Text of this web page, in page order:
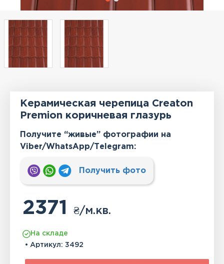
Керамическая черепица Creaton
Premion коричневая глазурь
Получите “живые” фотографии на
Viber/WhatsApp/Тelegram:
Получить фото
2371₴/м.кв.
На складе
• Артикул: 3492